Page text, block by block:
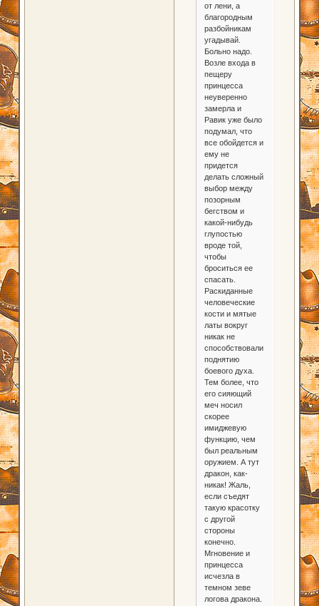
от лени, а
благородным
разбойникам
угадывай.
Больно надо.
Возле входа в
пещеру
принцесса
неуверенно
замерла и
Равик уже было
подумал, что
все обойдется и
ему не
придется
делать сложный
выбор между
позорным
бегством и
какой-нибудь
глупостью
вроде той,
чтобы
броситься ее
спасать.
Раскиданные
человеческие
кости и мятые
латы вокруг
никак не
способствовали
поднятию
боевого духа.
Тем более, что
его сияющий
меч носил
скорее
имиджевую
функцию, чем
был реальным
оружием. А тут
дракон, как-
никак! Жаль,
если съедят
такую красотку
с другой
стороны
конечно.
Мгновение и
принцесса
исчезла в
темном зеве
логова дракона.